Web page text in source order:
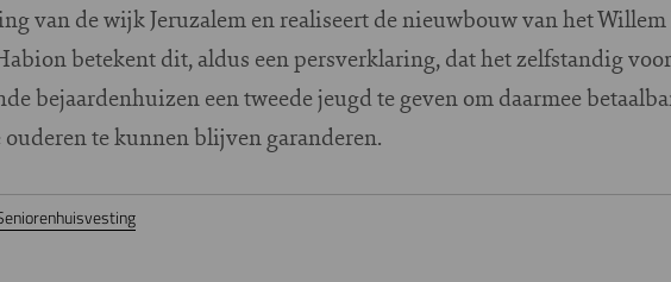
van de wijk Jeruzalem en realiseert de nieuwbouw van het
betekent dit, aldus een persverklaring, dat het zelfstandig
bejaardenhuizen een tweede jeugd te geven om daarmee
te kunnen blijven garanderen.